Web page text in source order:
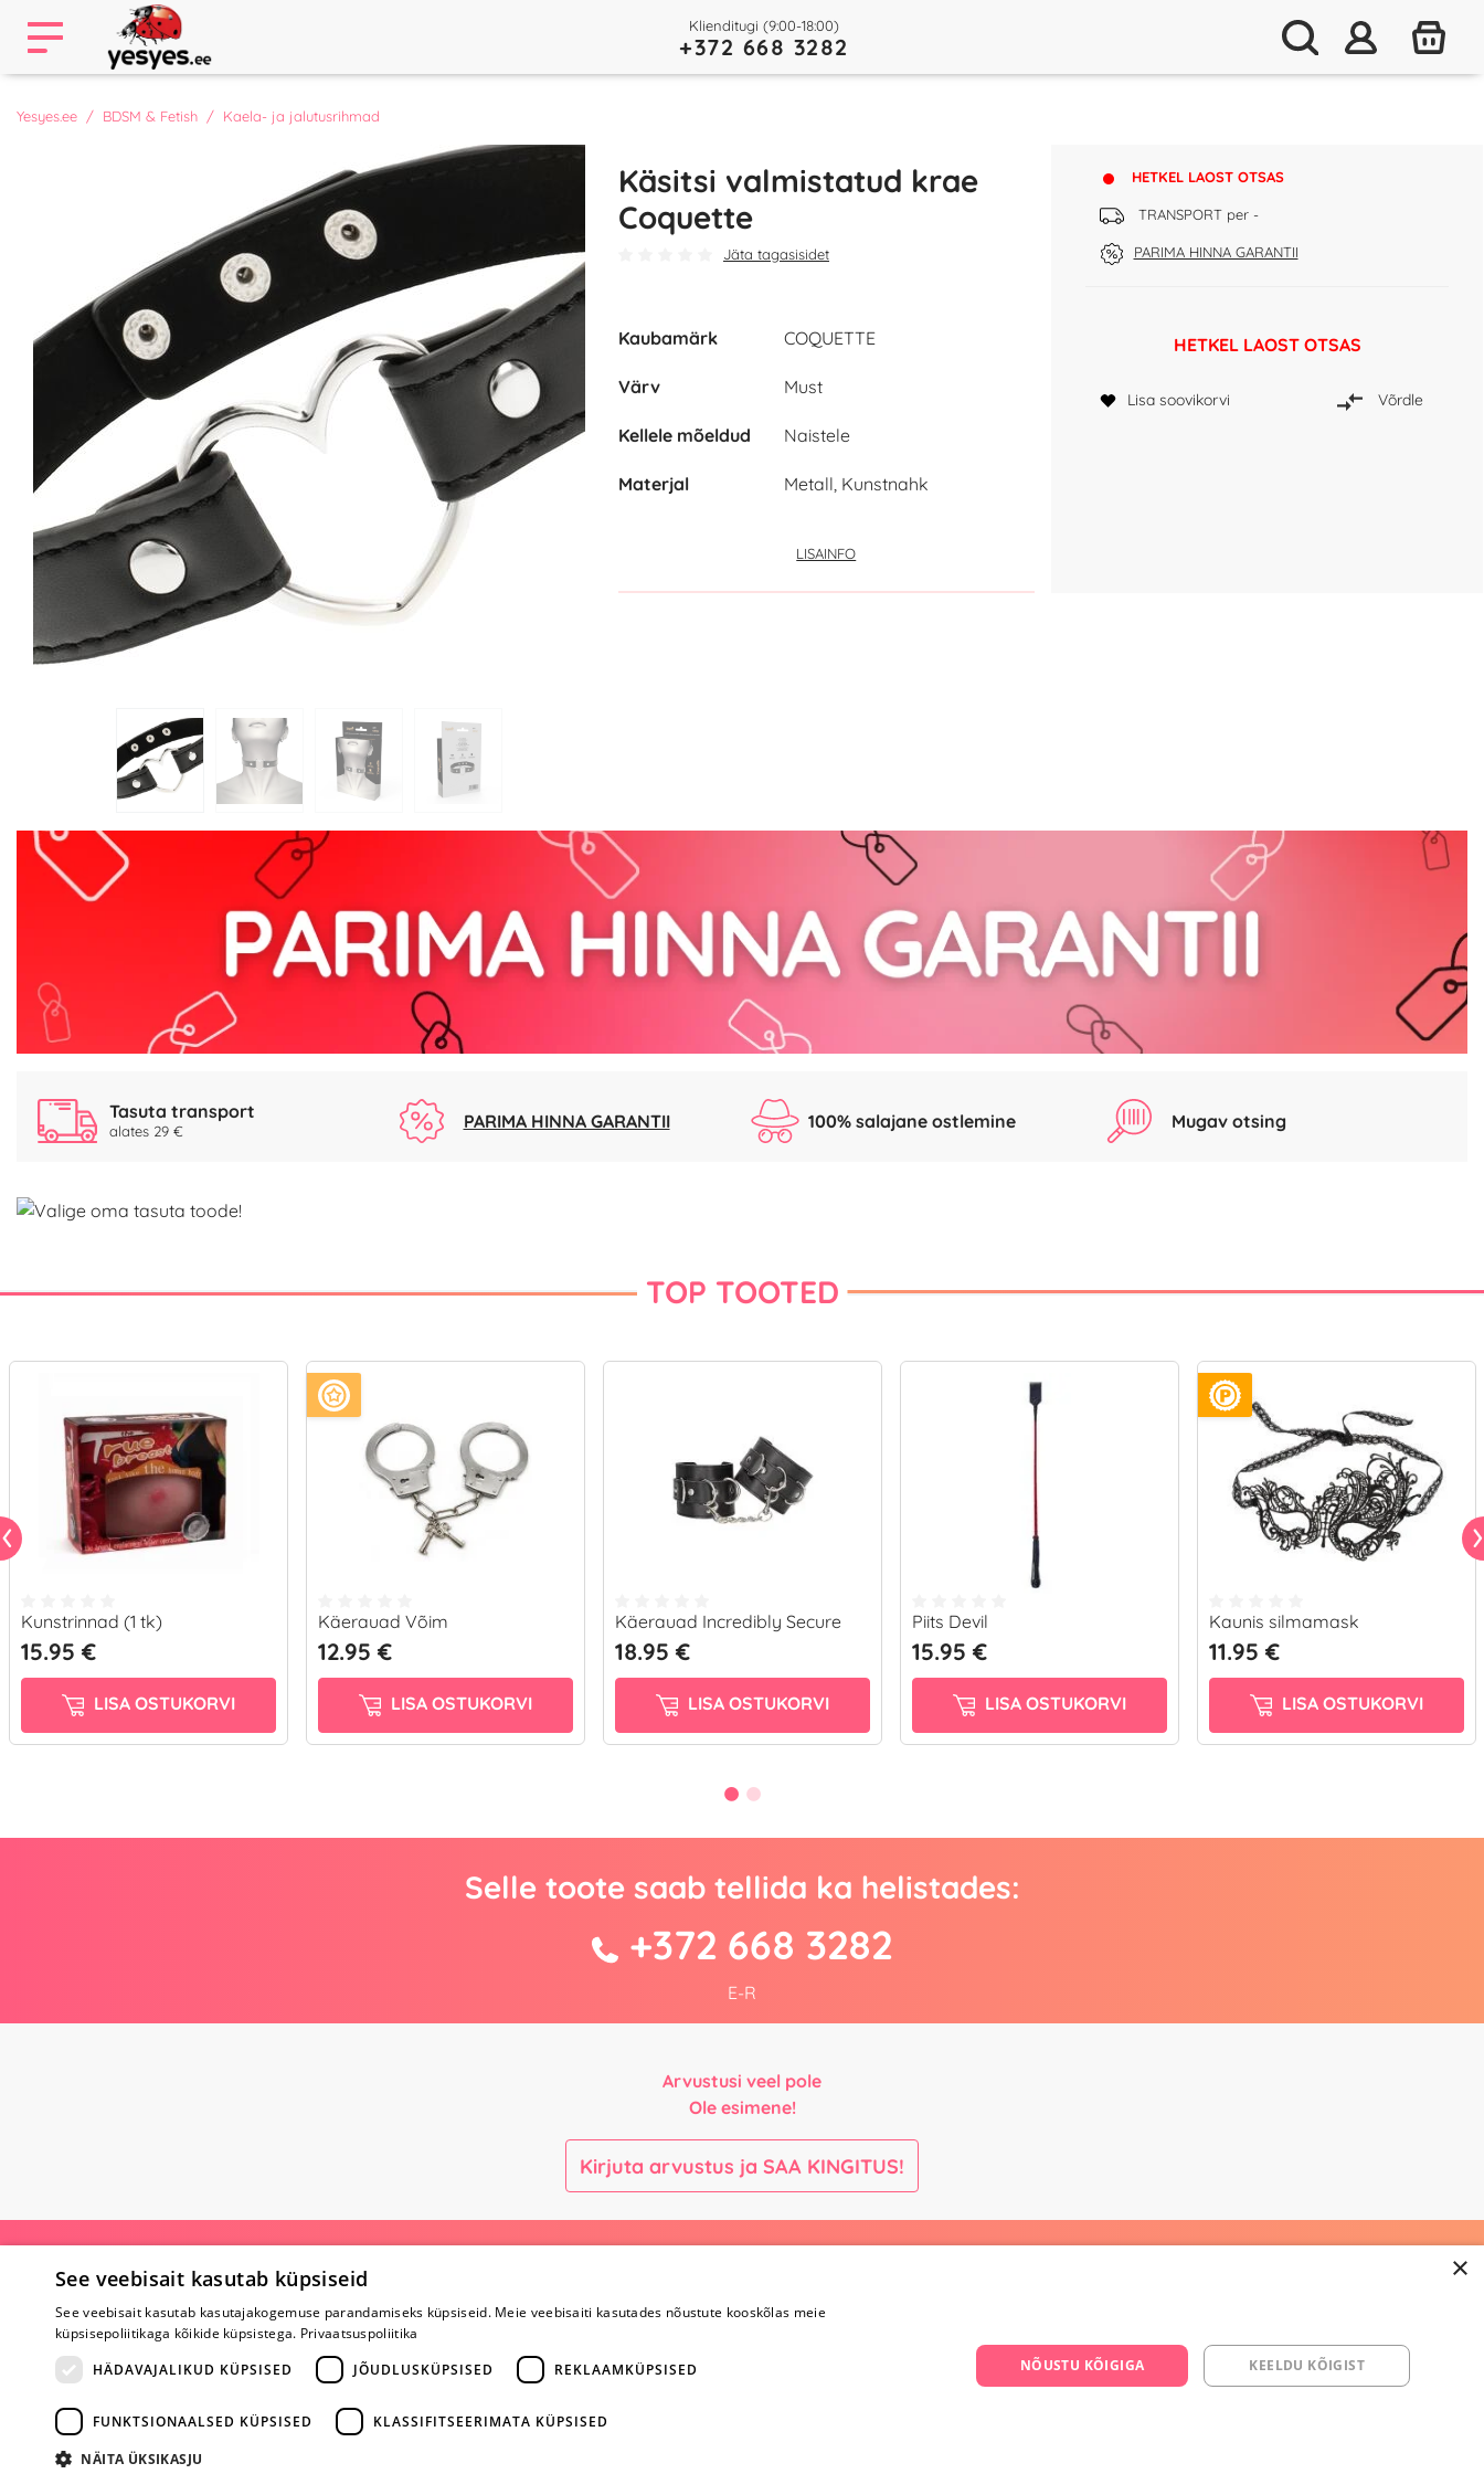
Klienditugi (9:00-18:00)
+372 668 3282
Yesyes.ee BDSM & Fetish Kaela- ja jalutusrihmad
Käsitsi valmistatud krae
Coquette
Jäta tagasisidet
HETKEL LAOST OTSAS
TRANSPORT per -
PARIMA HINNA GARANTII
Kaubamärk COQUETTE
Värv Must
Kellele mõeldud Naistele
Materjal Metall, Kunstnahk
LISAINFO
HETKEL LAOST OTSAS
Lisa soovikorvi Võrdle
Tasuta transport
alates 29 € PARIMA HINNA GARANTII 100% salajane ostlemine Mugav otsing
TOP TOOTED
Kunstrinnad (1 tk)
15.95 €
LISA OSTUKORVI
Käerauad Võim
12.95 €
LISA OSTUKORVI
Käerauad Incredibly Secure
18.95 €
LISA OSTUKORVI
Piits Devil
15.95 €
LISA OSTUKORVI
Kaunis silmamask
11.95 €
LISA OSTUKORVI
Selle toote saab tellida ka helistades:
+372 668 3282
E-R
Arvustusi veel pole
Ole esimene!
Kirjuta arvustus ja SAA KINGITUS!
Meist
Koostöö
Küsimused
Kaubamärgid
Kauba tagastamine
×
See veebisait kasutab küpsiseid
See veebisait kasutab kasutajakogemuse parandamiseks küpsiseid. Meie veebisaiti kasutades nõustute kooskõlas meie
küpsisepoliitikaga kõikide küpsistega. Privaatsuspoliitika
HÄDAVAJALIKUD KÜPSISED
JÕUDLUSKÜPSISED REKLAAMKÜPSISED
FUNKTSIONAALSED KÜPSISED KLASSIFITSEERIMATA KÜPSISED
NÄITA ÜKSIKASJU
NÕUSTU KÕIGIGA KEELDU KÕIGIST